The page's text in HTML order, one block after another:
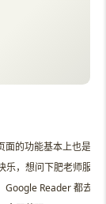
面的功能基本上也是
乐，想问下肥老师服
Google Reader 都去